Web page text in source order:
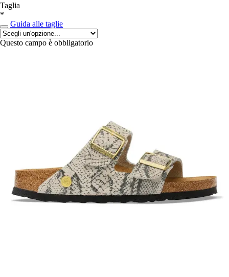
Taglia
*
Guida alle taglie
Questo campo è obbligatorio